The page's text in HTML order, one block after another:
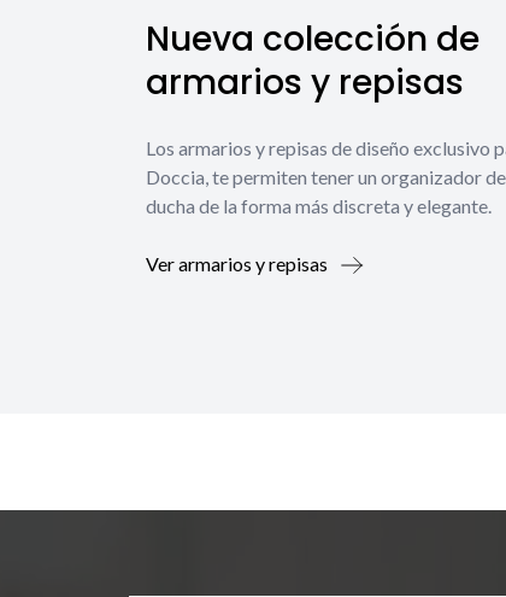
Nueva colección de
armarios y repisas
Los armarios y repisas de diseño exclusivo
Doccia, te permiten tener un organizador
ducha de la forma más discreta y elegante.
Ver armarios y repisas